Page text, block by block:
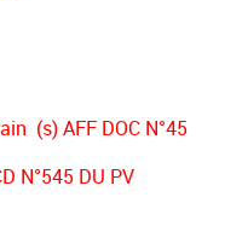
(s) AFF DOC N°45
N°545 DU PV